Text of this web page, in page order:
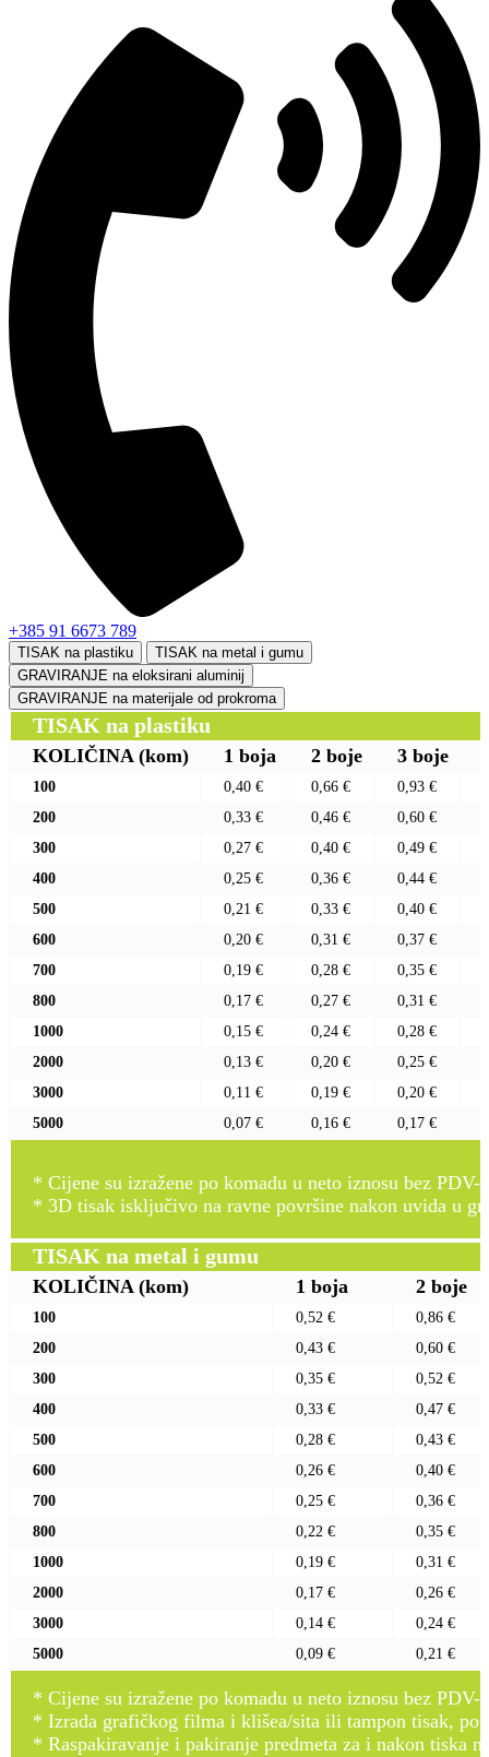
+385 91 6673 789
TISAK na plastiku
TISAK na metal i gumu
GRAVIRANJE na eloksirani aluminij
GRAVIRANJE na materijale od prokroma
TISAK na plastiku
KOLIČINA (kom) 1 boja 2 boje 3 boje
100 0,40 € 0,66 € 0,93 €
200
0,33 € 0,46 € 0,60 €
300
0,27 € 0,40 € 0,49 €
400
0,25 € 0,36 € 0,44 €
500
0,21 € 0,33 € 0,40 €
600
0,20 € 0,31 € 0,37 €
700
0,19 € 0,28 € 0,35 €
800
0,17 € 0,27 € 0,31 €
1000
0,15 € 0,24 € 0,28 €
2000
0,13 € 0,20 € 0,25 €
3000
0,11 € 0,19 € 0,20 €
5000
0,07 € 0,16 € 0,17 €
* Cijene su izražene po komadu u neto iznosu bez PDV-
* 3D tisak isključivo na ravne površine nakon uvida u
TISAK na metal i gumu
KOLIČINA (kom) 1 boja 2 boje
100 0,52 €
0,86 €
200
0,43 €
0,60 €
300
0,35 €
0,52 €
400
0,33 €
0,47 €
500
0,28 €
0,43 €
600
0,26 €
0,40 €
700
0,25 €
0,36 €
800
0,22 €
0,35 €
1000
0,19 €
0,31 €
2000
0,17 €
0,26 €
3000
0,14 €
0,24 €
5000
0,09 € 0,21 €
* Cijene su izražene po komadu u neto iznosu bez PDV-
* Izrada grafičkog filma i klišea/sita ili tampon tisak, po
* Raspakiravanje i pakiranje predmeta za i nakon tiska